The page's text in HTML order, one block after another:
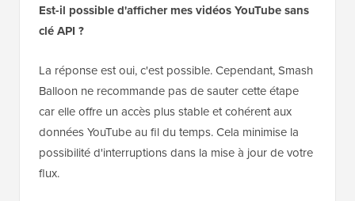
Est-il possible d'afficher mes vidéos YouTube sans
clé API ?
La réponse est oui, c'est possible. Cependant, Smash
Balloon ne recommande pas de sauter cette étape
car elle offre un accès plus stable et cohérent aux
données YouTube au fil du temps. Cela minimise la
possibilité d'interruptions dans la mise à jour de votre
flux.